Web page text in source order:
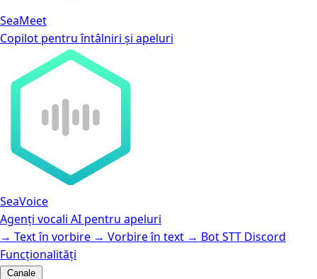
SeaMeet
Copilot pentru întâlniri și apeluri
SeaVoice
Agenți vocali AI pentru apeluri
→ Text în vorbire → Vorbire în text → Bot STT Discord
Funcționalități
Canale